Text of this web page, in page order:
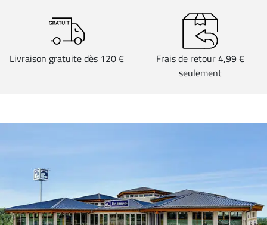
Livraison gratuite dès 120 €
Frais de retour 4,99 €
seulement